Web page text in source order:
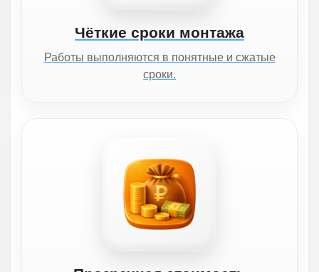
Чёткие сроки монтажа
Работы выполняются в понятные и сжатые
сроки.